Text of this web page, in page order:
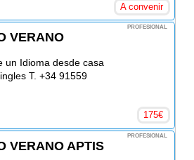
A convenir
PROFESIONAL
VERANO
un Idioma desde casa
T. +34 91559
175€
PROFESIONAL
VERANO APTIS